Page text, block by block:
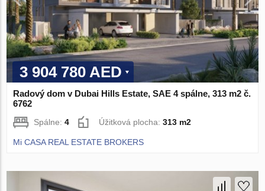
3 904 780 AED
Radový dom v Dubai Hills Estate, SAE 4 spálne, 313 m2 č.
6762
Spálne:4 Úžitková plocha:313 m2
Mi CASA REAL ESTATE BROKERS